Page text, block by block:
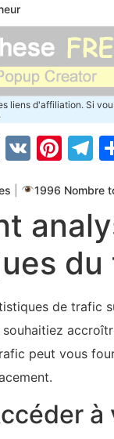
liens d'affiliation. Si
Tumblr
VK
1996 Nombre
du
de trafic
souhaitiez
peut vous